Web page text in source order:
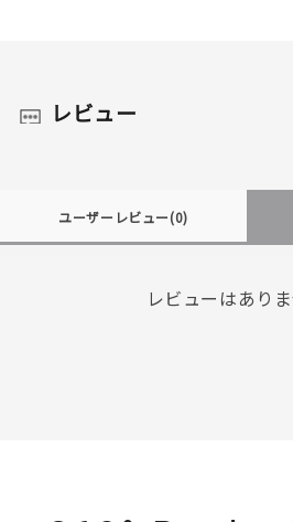
レビュー
ユーザーレビュー(0)
レビューはありま